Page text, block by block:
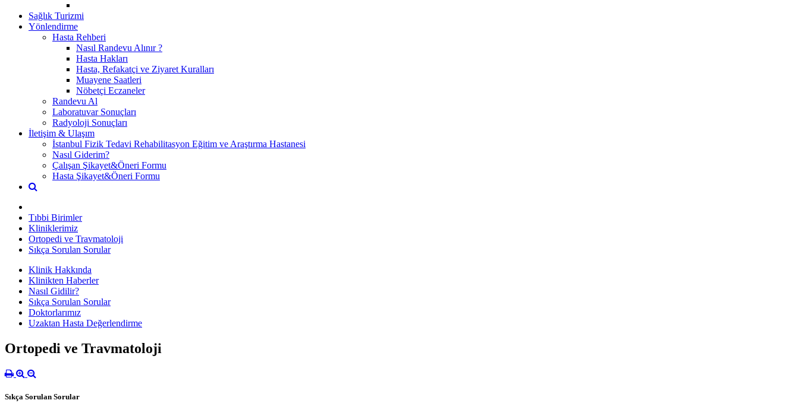
Sağlık Turizmi
Yönlendirme
Hasta Rehberi
Nasıl Randevu Alınır ?
Hasta Hakları
Hasta, Refakatçi ve Ziyaret Kuralları
Muayene Saatleri
Nöbetçi Eczaneler
Randevu Al
Laboratuvar Sonuçları
Radyoloji Sonuçları
İletişim & Ulaşım
İstanbul Fizik Tedavi Rehabilitasyon Eğitim ve Araştırma Hastanesi
Nasıl Giderim?
Çalışan Şikayet&Öneri Formu
Hasta Şikayet&Öneri Formu
Tıbbi Birimler
Kliniklerimiz
Ortopedi ve Travmatoloji
Sıkça Sorulan Sorular
Klinik Hakkında
Klinikten Haberler
Nasıl Gidilir?
Sıkça Sorulan Sorular
Doktorlarımız
Uzaktan Hasta Değerlendirme
Ortopedi ve Travmatoloji
Sıkça Sorulan Sorular